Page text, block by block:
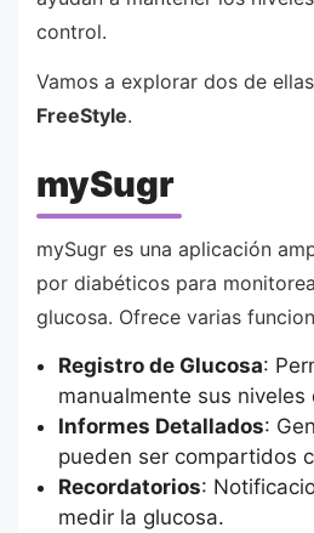
control.
Vamos a explorar dos de
FreeStyle.
mySugr
mySugr es una aplicación
por diabéticos para
glucosa. Ofrece varias
Registro de Glucosa:
manualmente sus niveles
Informes Detallados:
pueden ser compartidos
Recordatorios:
medir la glucosa.